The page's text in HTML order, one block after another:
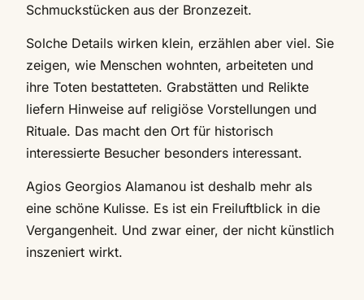
Schmuckstücken aus der Bronzezeit.
Solche Details wirken klein, erzählen aber viel. Sie
zeigen, wie Menschen wohnten, arbeiteten und
ihre Toten bestatteten. Grabstätten und Relikte
liefern Hinweise auf religiöse Vorstellungen und
Rituale. Das macht den Ort für historisch
interessierte Besucher besonders interessant.
Agios Georgios Alamanou ist deshalb mehr als
eine schöne Kulisse. Es ist ein Freiluftblick in die
Vergangenheit. Und zwar einer, der nicht künstlich
inszeniert wirkt.